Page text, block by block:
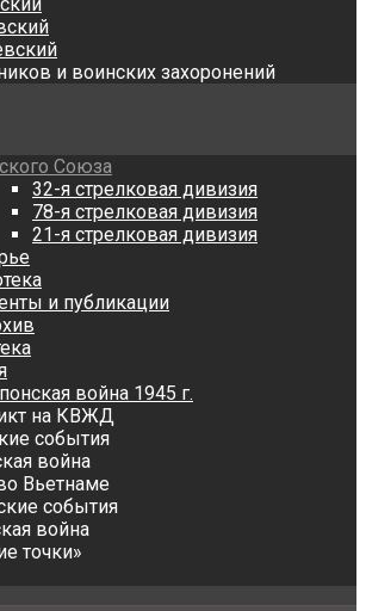
и воинских захоронений
Союза
32-я стрелковая дивизия
78-я стрелковая дивизия
21-я стрелковая дивизия
и публикации
война 1945 г.
на КВЖД
события
война
Вьетнаме
события
война
точки»